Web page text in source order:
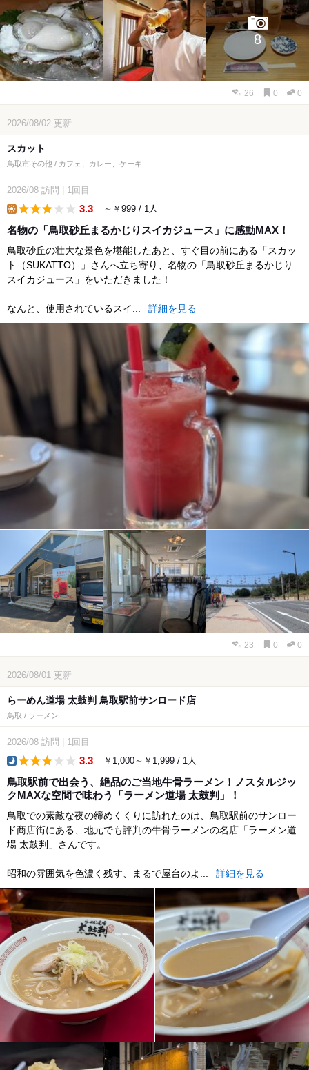
8
26 0 0
2026/08/02 更新
スカット
鳥取市その他 / カフェ、カレー、ケーキ
2026/08 訪問 1回目
3.3 ～￥999 / 1人
名物の「鳥取砂丘まるかじりスイカジュース」に感動MAX！
鳥取砂丘の壮大な景色を堪能したあと、すぐ目の前にある「スカッ
ト（SUKATTO）」さんへ立ち寄り、名物の「鳥取砂丘まるかじり
スイカジュース」をいただきました！
​なんと、使用されているスイ... 詳細を見る
23 0 0
2026/08/01 更新
らーめん道場 太鼓判 鳥取駅前サンロード店
鳥取 / ラーメン
2026/08 訪問 | 1回目
3.3 ￥1,000～￥1,999 / 1人
鳥取駅前で出会う、絶品のご当地牛骨ラーメン！ノスタルジッ
クMAXな空間で味わう「ラーメン道場 太鼓判」！
​鳥取での素敵な夜の締めくくりに訪れたのは、鳥取駅前のサンロー
ド商店街にある、地元でも評判の牛骨ラーメンの名店「ラーメン道
場 太鼓判」さんです。
​昭和の雰囲気を色濃く残す、まるで屋台のよ... 詳細を見る